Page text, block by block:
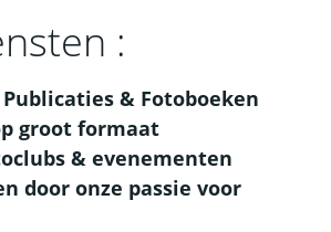
:
& Fotoboeken
groot formaat
& evenementen
door onze passie voor